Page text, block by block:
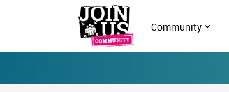
Community